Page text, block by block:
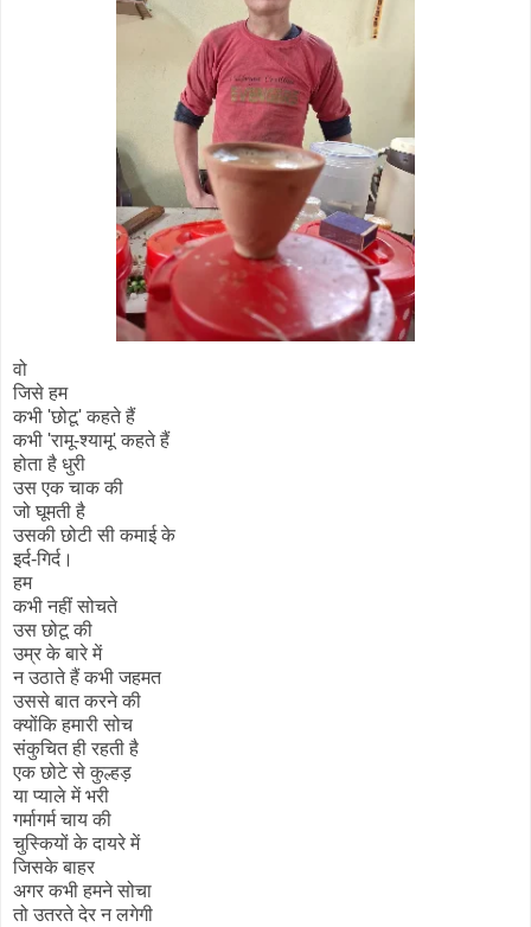
वो
जिसे हम
कभी 'छोटू' कहते हैं
कभी 'रामू-श्यामू' कहते हैं
होता है धुरी
उस एक चाक की
जो घूमती है
उसकी छोटी सी कमाई के
इर्द-गिर्द।
हम
कभी नहीं सोचते
उस छोटू की
उम्र के बारे में
न उठाते हैं कभी जहमत
उससे बात करने की
क्योंकि हमारी सोच
संकुचित ही रहती है
एक छोटे से कुल्हड़
या प्याले में भरी
गर्मागर्म चाय की
चुस्कियों के दायरे में
जिसके बाहर
अगर कभी हमने सोचा
तो उतरते देर न लगेगी